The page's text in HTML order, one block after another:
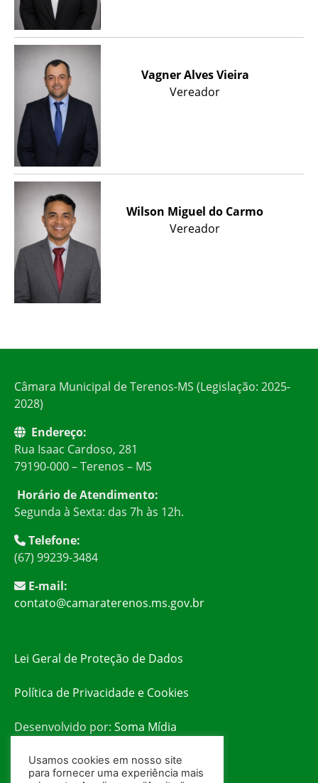
Vagner Alves Vieira
Vereador
Wilson Miguel do Carmo
Vereador
Câmara Municipal de Terenos-MS (Legislação: 2025-
2028)
Endereço:
Rua Isaac Cardoso, 281
79190-000 – Terenos – MS
Horário de Atendimento:
Segunda à Sexta: das 7h às 12h.
Telefone:
(67) 99239-3484
E-mail:
contato@camaraterenos.ms.gov.br
Lei Geral de Proteção de Dados
Política de Privacidade e Cookies
Desenvolvido por: Soma Mídia
Usamos cookies em nosso site
para fornecer uma experiência mais